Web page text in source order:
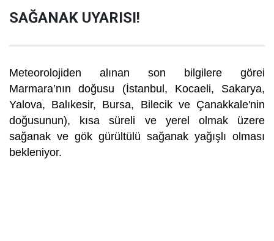
SAĞANAK UYARISI!
Meteorolojiden alınan son bilgilere görei
Marmara’nın doğusu (İstanbul, Kocaeli, Sakarya,
Yalova, Balıkesir, Bursa, Bilecik ve Çanakkale'nin
doğusunun), kısa süreli ve yerel olmak üzere
sağanak ve gök gürültülü sağanak yağışlı olması
bekleniyor.